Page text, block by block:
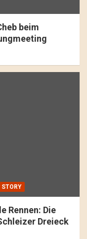
beim
STORY
Rennen: Die
Dreieck